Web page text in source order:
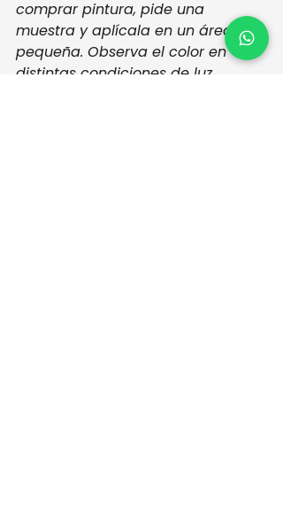
comprar pintura, pide una
muestra y aplícala en un área
pequeña. Observa el color en
distintas condiciones de luz